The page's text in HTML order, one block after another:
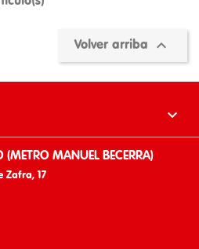
Volver arriba 

MANUEL BECERRA)
Zafra, 17